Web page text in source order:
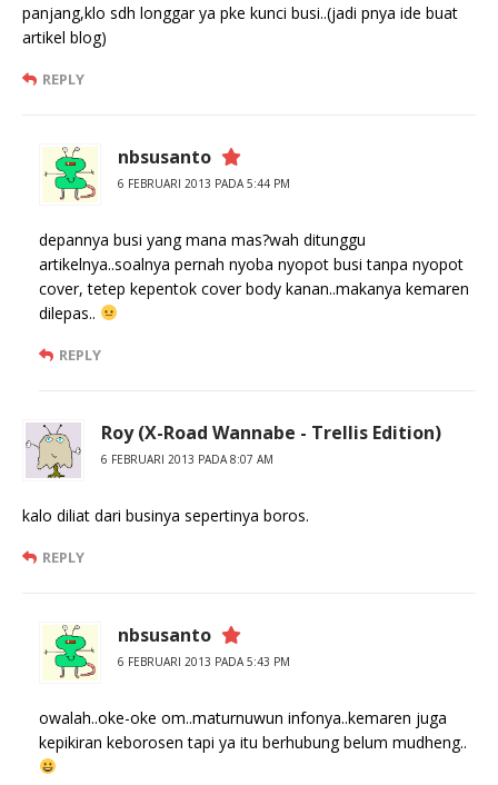
panjang,klo sdh longgar ya pke kunci busi..(jadi pnya ide buat
artikel blog)
REPLY
nbsusanto
6 FEBRUARI 2013 PADA 5:44 PM
depannya busi yang mana mas?wah ditunggu
artikelnya..soalnya pernah nyoba nyopot busi tanpa nyopot
cover, tetep kepentok cover body kanan..makanya kemaren
dilepas..
REPLY
Roy (X-Road Wannabe - Trellis Edition)
6 FEBRUARI 2013 PADA 8:07 AM
kalo diliat dari businya sepertinya boros.
REPLY
nbsusanto
6 FEBRUARI 2013 PADA 5:43 PM
owalah..oke-oke om..maturnuwun infonya..kemaren juga
kepikiran keborosen tapi ya itu berhubung belum mudheng..